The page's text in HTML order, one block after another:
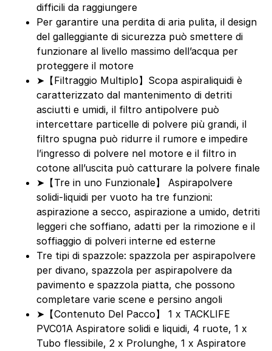
difficili da raggiungere
Per garantire una perdita di aria pulita, il design
del galleggiante di sicurezza può smettere di
funzionare al livello massimo dell’acqua per
proteggere il motore
➤【Filtraggio Multiplo】Scopa aspiraliquidi è
caratterizzato dal mantenimento di detriti
asciutti e umidi, il filtro antipolvere può
intercettare particelle di polvere più grandi, il
filtro spugna può ridurre il rumore e impedire
l’ingresso di polvere nel motore e il filtro in
cotone all’uscita può catturare la polvere finale
➤【Tre in uno Funzionale】 Aspirapolvere
solidi-liquidi per vuoto ha tre funzioni:
aspirazione a secco, aspirazione a umido, detriti
leggeri che soffiano, adatti per la rimozione e il
soffiaggio di polveri interne ed esterne
Tre tipi di spazzole: spazzola per aspirapolvere
per divano, spazzola per aspirapolvere da
pavimento e spazzola piatta, che possono
completare varie scene e persino angoli
➤【Contenuto Del Pacco】 1 x TACKLIFE
PVC01A Aspiratore solidi e liquidi, 4 ruote, 1 x
Tubo flessibile, 2 x Prolunghe, 1 x Aspiratore